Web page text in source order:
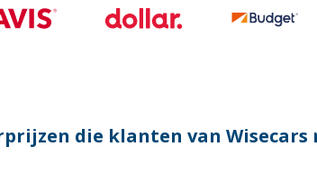
die klanten van Wisecars